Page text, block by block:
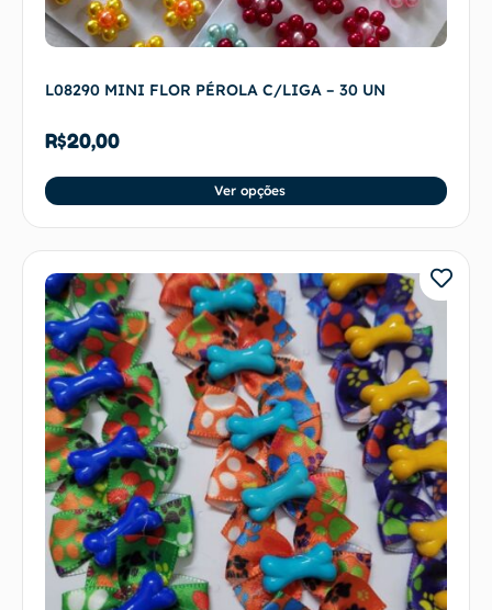
L08290 MINI FLOR PÉROLA C/LIGA – 30 UN
R$20,00
Ver opções